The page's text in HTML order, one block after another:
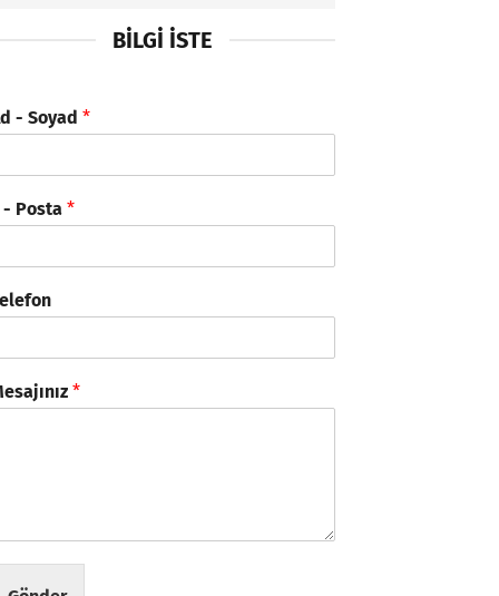
BILGI İSTE
- Soyad *
- Posta *
*